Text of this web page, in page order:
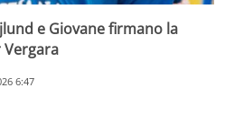
e Giovane firmano la
6:47